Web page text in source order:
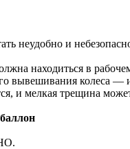
неудобно и
находиться в
вывешивания колеса —
и мелкая трещина